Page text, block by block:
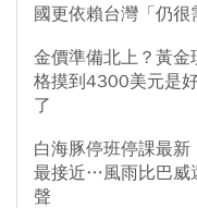
國更依賴台灣「仍很
金價準備北上？黃
格摸到4300美元是
了
白海豚停班停課最
最接近…風雨比巴威
聲